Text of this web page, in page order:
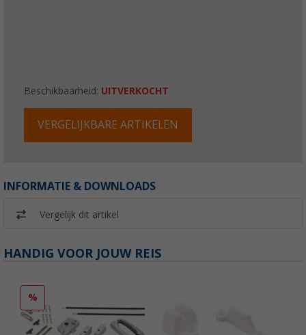
Beschikbaarheid: UITVERKOCHT
VERGELIJKBARE ARTIKELEN
INFORMATIE & DOWNLOADS
Vergelijk dit artikel
HANDIG VOOR JOUW REIS
%